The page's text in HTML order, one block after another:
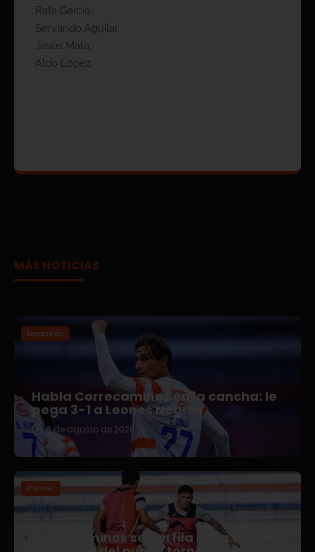
Rafa García.
Servando Aguilar.
Jesús Mata.
Aldo López.
MÁS NOTICIAS
Expansión
Habla Correcaminos en la cancha: le
pega 3-1 a Leones Negros
6 de agosto de 2026
Premier
Correcaminos se perfila para el